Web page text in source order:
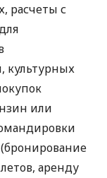
расчеты с
культурных
или
аренду